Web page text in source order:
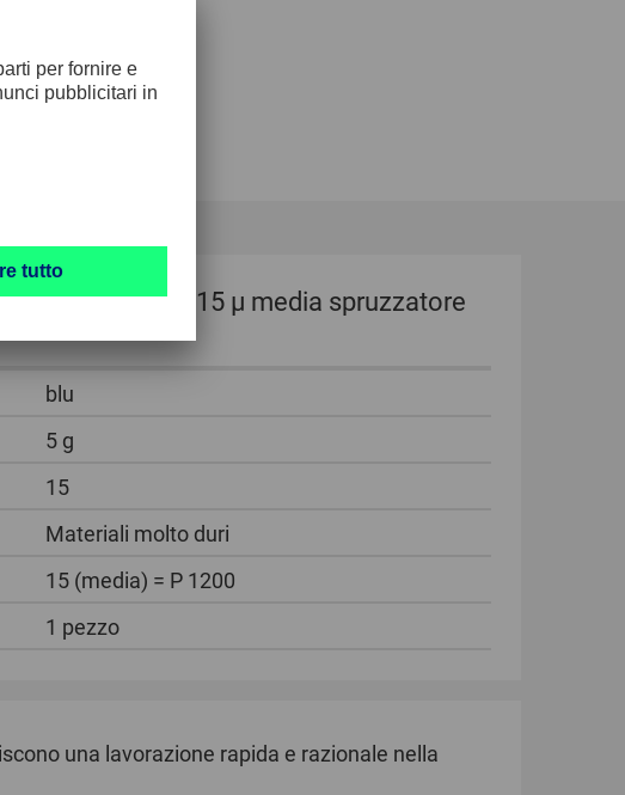
granulometria 15 µ media spruzzatore
blu
5 g
15
Materiali molto duri
15 (media) = P 1200
1 pezzo
una lavorazione rapida e razionale nella